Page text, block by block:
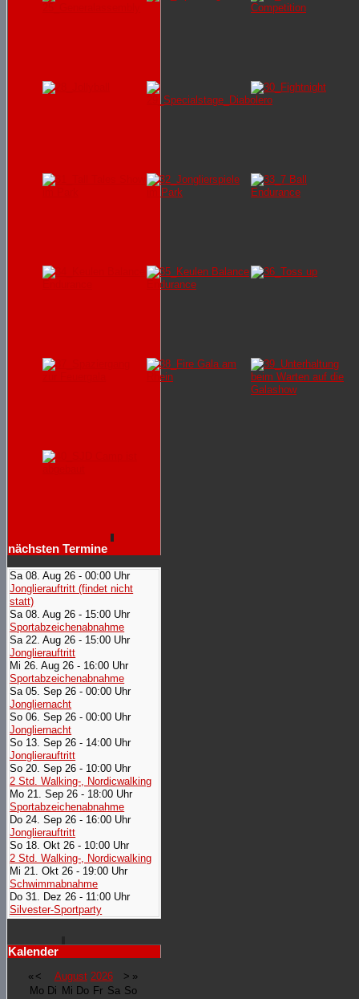
nächsten Termine
Sa 08. Aug 26 - 00:00 Uhr
Jonglierauftritt (findet nicht
statt)
Sa 08. Aug 26 - 15:00 Uhr
Sportabzeichenabnahme
Sa 22. Aug 26 - 15:00 Uhr
Jonglierauftritt
Mi 26. Aug 26 - 16:00 Uhr
Sportabzeichenabnahme
Sa 05. Sep 26 - 00:00 Uhr
Jongliernacht
So 06. Sep 26 - 00:00 Uhr
Jongliernacht
So 13. Sep 26 - 14:00 Uhr
Jonglierauftritt
So 20. Sep 26 - 10:00 Uhr
2 Std. Walking-, Nordicwalking
Mo 21. Sep 26 - 18:00 Uhr
Sportabzeichenabnahme
Do 24. Sep 26 - 16:00 Uhr
Jonglierauftritt
So 18. Okt 26 - 10:00 Uhr
2 Std. Walking-, Nordicwalking
Mi 21. Okt 26 - 19:00 Uhr
Schwimmabnahme
Do 31. Dez 26 - 11:00 Uhr
Silvester-Sportparty
Kalender
« < August 2026 > »
Mo Di Mi Do Fr Sa So